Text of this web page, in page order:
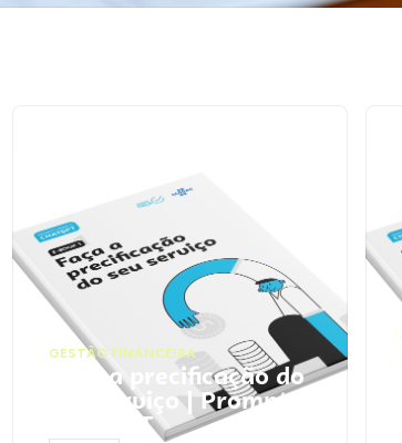
GESTÃO FINANCEIRA
Faça a precificação do
seu serviço | Prompts
ChatGPT